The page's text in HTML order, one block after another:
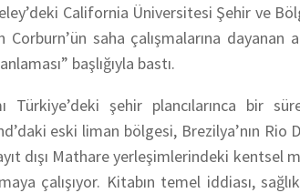
California Üniversitesi Şehir ve
saha çalışmalarına dayanan
başlığıyla bastı.
Türkiye’deki şehir plancılarınca bir
eski liman bölgesi, Brezilya’nın
dışı Mathare yerleşimlerindeki kentsel
çalışıyor. Kitabın temel iddiası,